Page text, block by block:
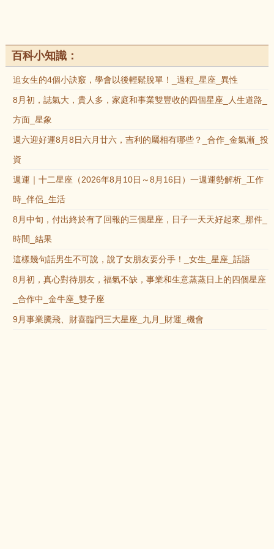
百科小知識：
追女生的4個小訣竅，學會以後輕鬆脫單！_過程_星座_異性
8月初，誌氣大，貴人多，家庭和事業雙豐收的四個星座_人生道路_
方面_星象
週六迎好運8月8日六月廿六，吉利的屬相有哪些？_合作_金氣漸_投
資
週運｜十二星座（2026年8月10日～8月16日）一週運勢解析_工作
時_伴侶_生活
8月中旬，付出終於有了回報的三個星座，日子一天天好起來_那件_
時間_結果
這樣幾句話男生不可說，說了女朋友要分手！_女生_星座_話語
8月初，真心對待朋友，福氣不缺，事業和生意蒸蒸日上的四個星座
_合作中_金牛座_雙子座
9月事業騰飛、財喜臨門三大星座_九月_財運_機會